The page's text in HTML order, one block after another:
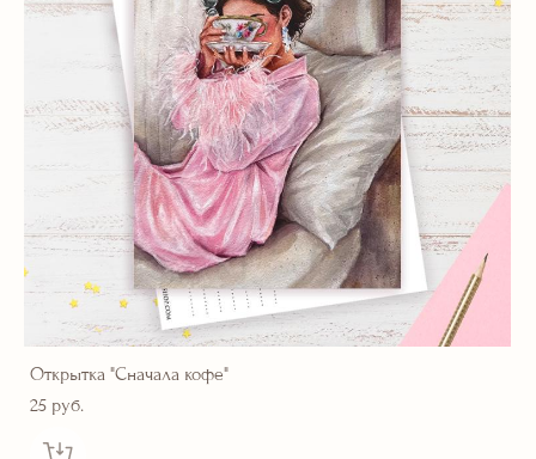
Открытка "Сначала кофе"
25 pуб.